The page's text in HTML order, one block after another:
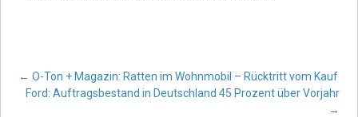
Post
← O-Ton + Magazin: Ratten im Wohnmobil – Rücktritt vom Kauf
Ford: Auftragsbestand in Deutschland 45 Prozent über Vorjahr
→